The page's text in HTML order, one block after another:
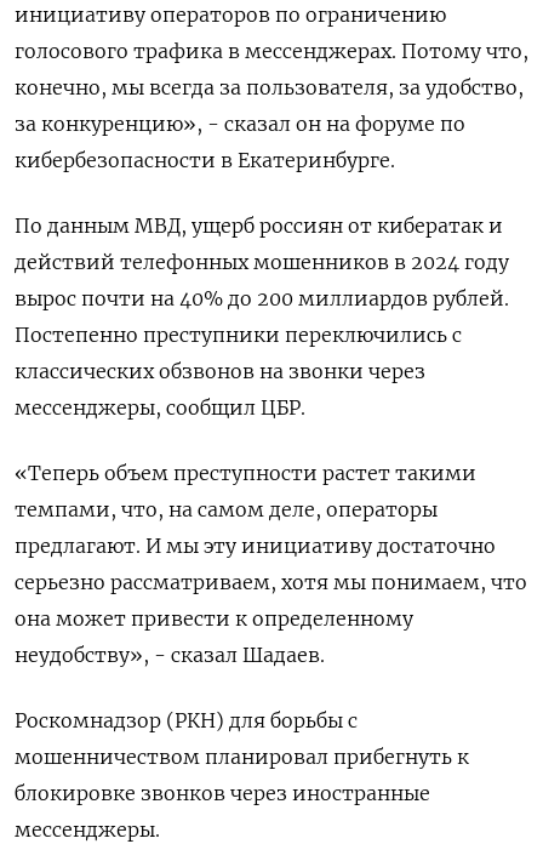
инициативу операторов по ограничению
голосового трафика в мессенджерах. Потому что,
конечно, мы всегда за пользователя, за удобство,
за конкуренцию», - сказал он на форуме по
кибербезопасности в Екатеринбурге.
По данным МВД, ущерб россиян от кибератак и
действий телефонных мошенников в 2024 году
вырос почти на 40% до 200 миллиардов рублей.
Постепенно преступники переключились с
классических обзвонов на звонки через
мессенджеры, сообщил ЦБР.
«Теперь объем преступности растет такими
темпами, что, на самом деле, операторы
предлагают. И мы эту инициативу достаточно
серьезно рассматриваем, хотя мы понимаем, что
она может привести к определенному
неудобству», - сказал Шадаев.
Роскомнадзор (РКН) для борьбы с
мошенничеством планировал прибегнуть к
блокировке звонков через иностранные
мессенджеры.